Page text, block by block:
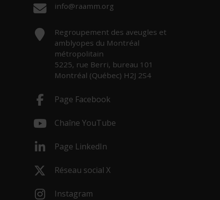
Courriel :
info@raamm.org
Adresse :
Regroupement des aveugles et
amblyopes du Montréal
métropolitain
5225, rue Berri, bureau 101
Montréal (Québec) H2J 2S4
Page Facebook
Chaîne YouTube
Page LinkedIn
Réseau social X
Instagram